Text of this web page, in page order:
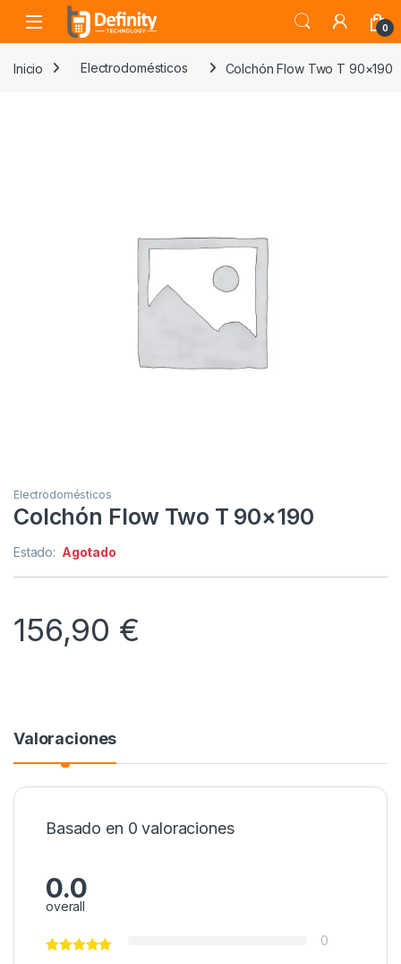
Skip to navigation
Skip to content
Open 0
Inicio Electrodomésticos Colchón Flow Two T 90×190
Electrodomésticos
Colchón Flow Two T 90×190
Estado: Agotado
156,90 €
Valoraciones
Basado en 0 valoraciones
0.0
overall
0